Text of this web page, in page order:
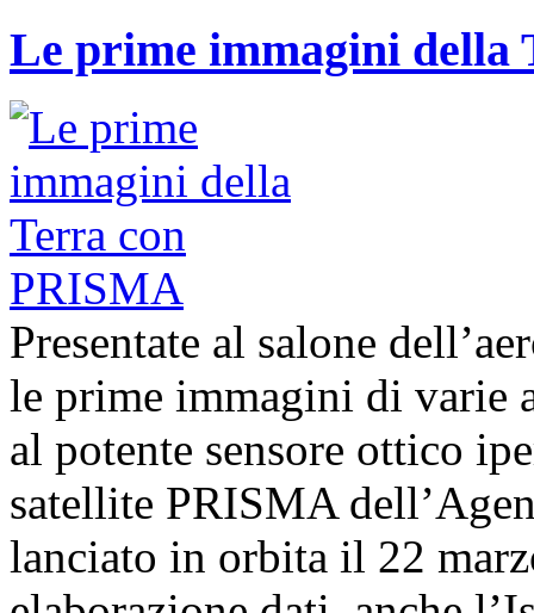
Le prime immagini della
Presentate al salone
le prime immagini di varie
al potente sensore ottico
satellite PRISMA
lanciato in orbita il 22